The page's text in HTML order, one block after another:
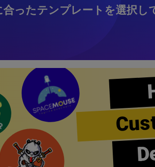
合ったテンプレートを選択し